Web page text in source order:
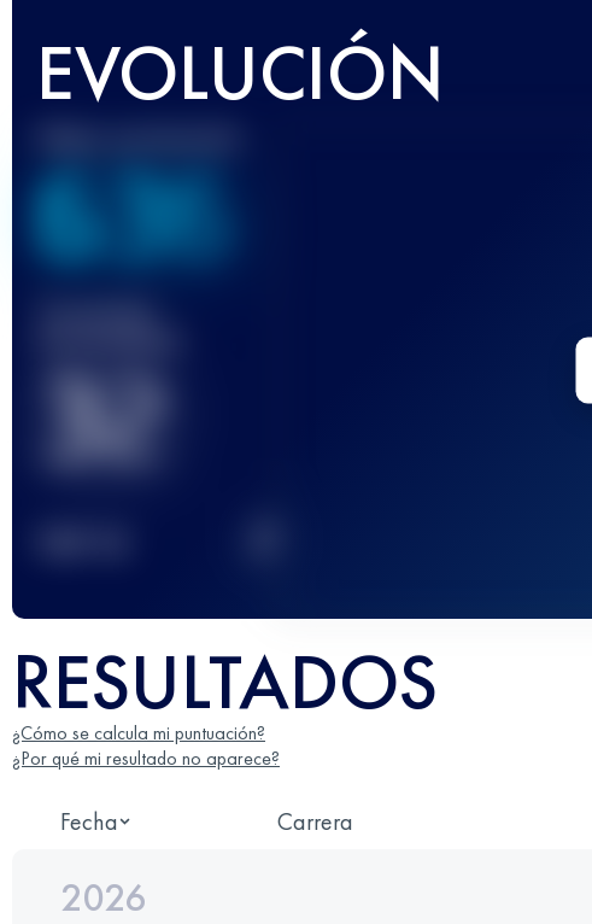
EVOLUCIÓN
636
32
RESULTADOS
¿Cómo se calcula mi puntuación?
¿Por qué mi resultado no aparece?
Fecha Carrera
2026